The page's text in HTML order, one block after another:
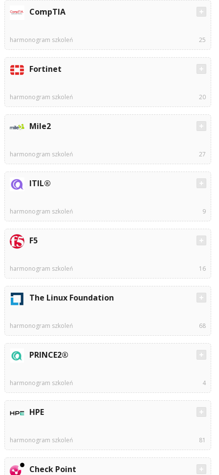
CompTIA
harmonogram szkoleń 25
Fortinet
harmonogram szkoleń 20
Mile2
harmonogram szkoleń 27
ITIL®
harmonogram szkoleń 9
F5
harmonogram szkoleń 16
The Linux Foundation
harmonogram szkoleń 68
PRINCE2®
harmonogram szkoleń 4
HPE
harmonogram szkoleń 81
Check Point